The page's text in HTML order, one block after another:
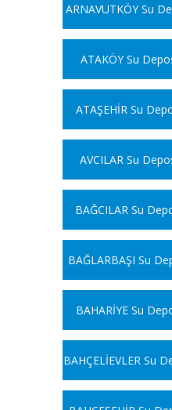
ARNAVUTKÖY Su
ATAKÖY Su
ATAŞEHİR Su
AVCILAR Su
BAĞCILAR Su
BAĞLARBAŞI Su
BAHARİYE Su
BAHÇELİEVLER Su